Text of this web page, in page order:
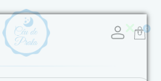
0